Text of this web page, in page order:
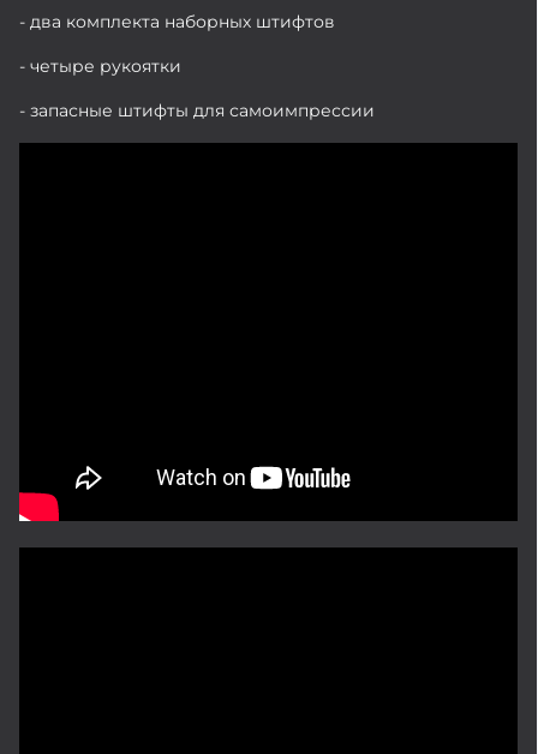
- два комплекта наборных штифтов
- четыре рукоятки
- запасные штифты для самоимпрессии